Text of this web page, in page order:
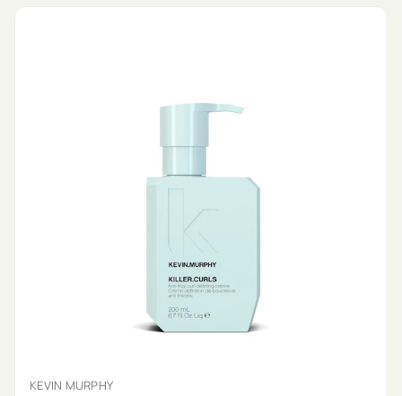
KEVIN MURPHY